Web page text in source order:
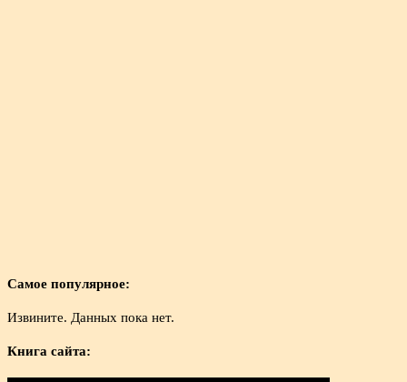
Самое популярное:
Извините. Данных пока нет.
Книга сайта: